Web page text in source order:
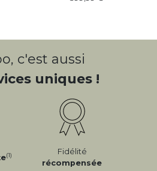
c'est aussi
uniques !
(1)
Fidélité
récompensée